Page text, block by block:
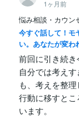
1ヶ月前
悩み相談・カウン
今すぐ話して！
い。あなたが変わ
前回に引き続き
自分では考え
も、考えを整理
行動に移すと
います。